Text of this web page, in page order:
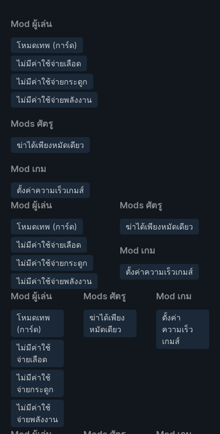
Mod ผู้เล่น
โหมดเทพ (การ์ด)
ไม่มีค่าใช้จ่ายเลือด
ไม่มีค่าใช้จ่ายกระดูก
ไม่มีค่าใช้จ่ายพลังงาน
Mods ศัตรู
ฆ่าได้เพียงหมัดเดียว
Mod เกม
ตั้งค่าความเร็วเกมส์
Mod ผู้เล่น
โหมดเทพ (การ์ด)
ไม่มีค่าใช้จ่ายเลือด
ไม่มีค่าใช้จ่ายกระดูก
ไม่มีค่าใช้จ่ายพลังงาน
Mods ศัตรู
ฆ่าได้เพียงหมัดเดียว
Mod เกม
ตั้งค่าความเร็วเกมส์
Mod ผู้เล่น
โหมดเทพ
(การ์ด)
ไม่มีค่าใช้
จ่ายเลือด
ไม่มีค่าใช้
จ่ายกระดูก
ไม่มีค่าใช้
จ่ายพลังงาน
Mods ศัตรู
ฆ่าได้เพียง
หมัดเดียว
Mod เกม
ตั้งค่า
ความเร็ว
เกมส์